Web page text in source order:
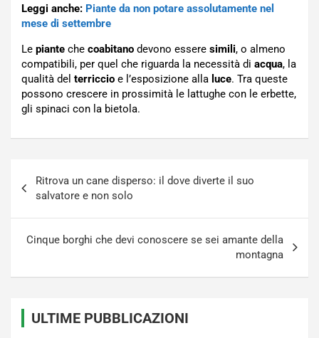
Leggi anche: Piante da non potare assolutamente nel
mese di settembre
Le piante che coabitano devono essere simili, o almeno
compatibili, per quel che riguarda la necessità di acqua, la
qualità del terriccio e l’esposizione alla luce. Tra queste
possono crescere in prossimità le lattughe con le erbette,
gli spinaci con la bietola.
articoli
Ritrova un cane disperso: il dove diverte il suo
salvatore e non solo
Cinque borghi che devi conoscere se sei amante della
montagna
ULTIME PUBBLICAZIONI